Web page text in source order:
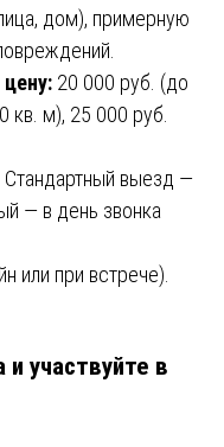
дом), примерную
20 000 руб. (до
кв. м), 25 000 руб.
Стандартный выезд —
— в день звонка
или при встрече).
участвуйте в